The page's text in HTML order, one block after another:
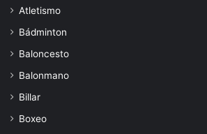
Atletismo
Bádminton
Baloncesto
Balonmano
Billar
Boxeo